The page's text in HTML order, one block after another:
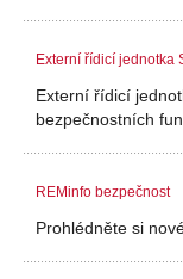
Externí řídicí jednotka
Externí řídicí
bezpečnostních
REMinfo bezpečnost
Prohlédněte si